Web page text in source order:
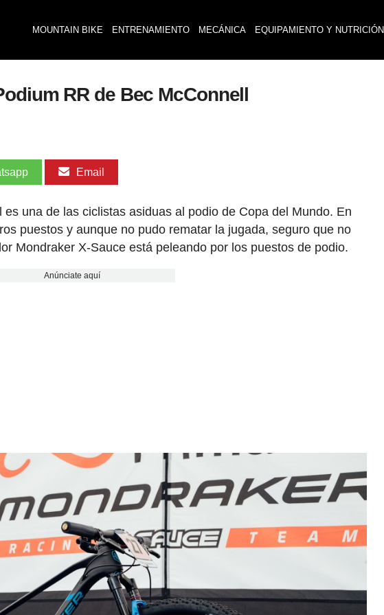
MOUNTAIN BIKE ENTRENAMIENTO MECÁNICA EQUIPAMIENTO Y NUTRICIÓN
RR de Bec McConnell
Email
una de las ciclistas asiduas al podio de Copa del Mundo. En
puestos y aunque no pudo rematar la jugada, seguro que no
Mondraker X-Sauce está peleando por los puestos de podio.
Anúnciate aquí